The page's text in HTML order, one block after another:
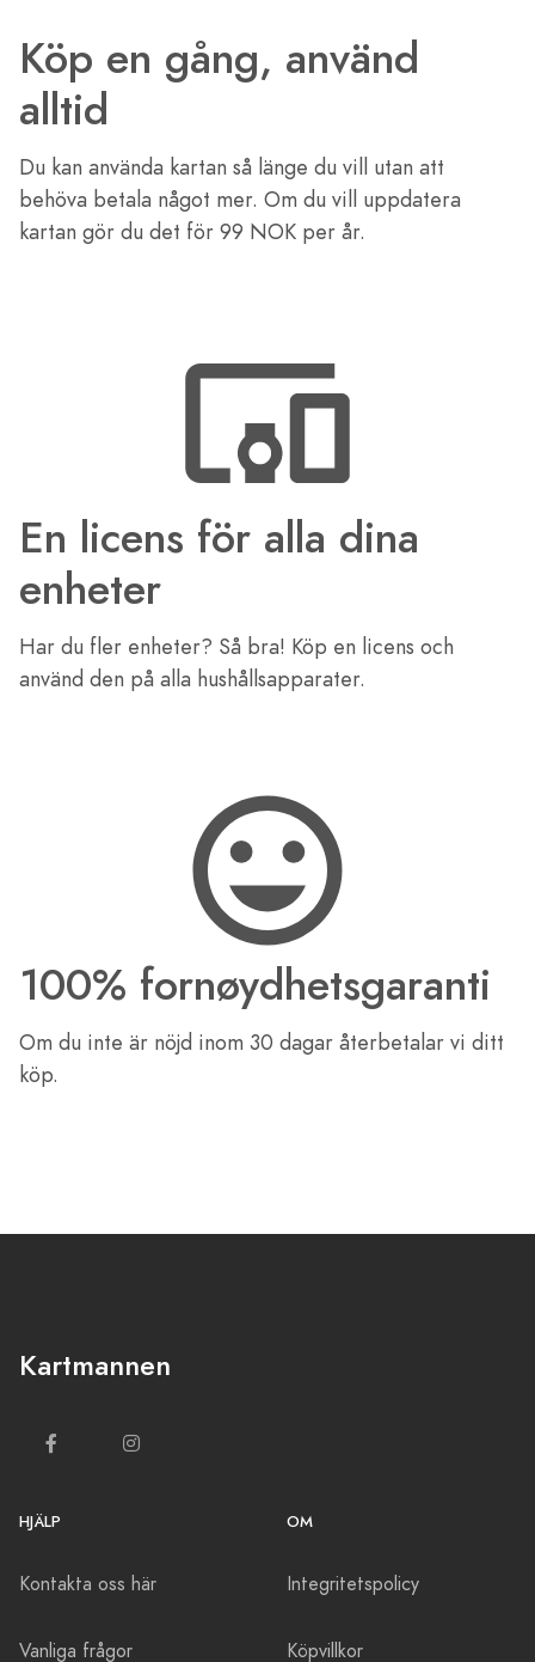
Köp en gång, använd
alltid
Du kan använda kartan så länge du vill utan att
behöva betala något mer. Om du vill uppdatera
kartan gör du det för 99 NOK per år.
En licens för alla dina
enheter
Har du fler enheter? Så bra! Köp en licens och
använd den på alla hushållsapparater.
100% fornøydhetsgaranti
Om du inte är nöjd inom 30 dagar återbetalar vi ditt
köp.
Kartmannen
HJÄLP
Kontakta oss här
Vanliga frågor
OM
Integritetspolicy
Köpvillkor